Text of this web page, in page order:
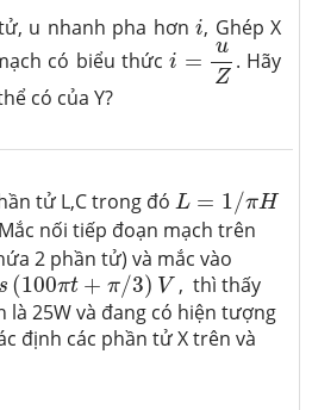
u nhanh pha hơn i
i, Ghép X
có biểu thứci =
u
Z
i= uZ
. Hãy
có của Y?
tử L,C trong đó L = 1/πH
L π H
nối tiếp đoạn mạch trên
2 phần tử) và mắc vào
(100πt + π/3) V
(100πt+π/ 3)V
, thì thấy
là 25W và đang có hiện tượng
định các phần tử X trên và